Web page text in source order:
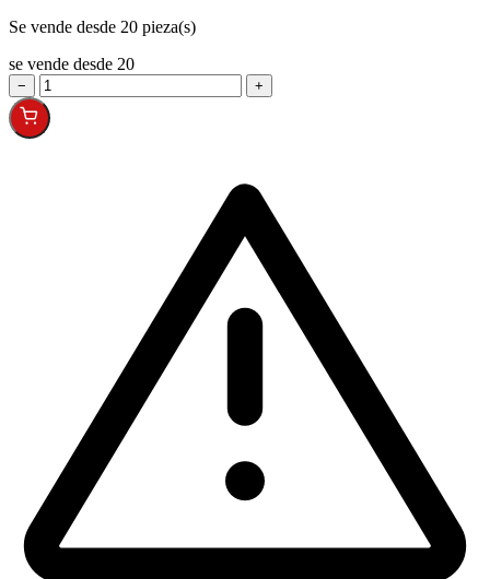
Se vende desde 20 pieza(s)
se vende desde 20
− +